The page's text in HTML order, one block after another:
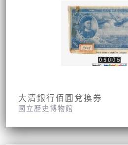
大清銀行佰圓兌換券
國立歷史博物館